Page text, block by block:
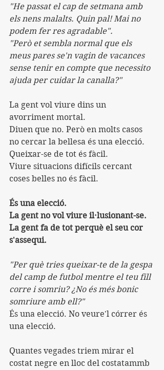
"He passat el cap de setmana amb
els nens malalts. Quin pal! Mai no
podem fer res agradable".
"Però et sembla normal que els
meus pares se'n vagin de vacances
sense tenir en compte que necessito
ajuda per cuidar la canalla?"
La gent vol viure dins un
avorriment mortal.
Diuen que no. Però en molts casos
no cercar la bellesa és una elecció.
Queixar-se de tot és fàcil.
Viure situacions difícils cercant
coses belles no és fàcil.
És una elecció.
La gent no vol viure il·lusionant-se.
La gent fa de tot perquè el seu cor
s'assequi.
"Per què tries queixar-te de la gespa
del camp de futbol mentre el teu fill
corre i somriu? ¿No és més bonic
somriure amb ell?"
És una elecció. No veure'l córrer és
una elecció.
Quantes vegades triem mirar el
costat negre en lloc del costatammb